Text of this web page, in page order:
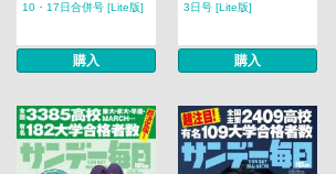
10・17日合併号 [Lite版]
購入
3日号 [Lite版]
購入